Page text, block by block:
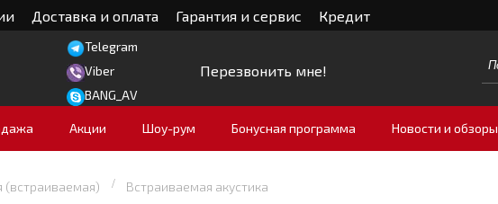
Доставка и оплата Гарантия и сервис Кредит
Telegram
Viber
BANG_AV
Перезвонить мне!
Акции Шоу-рум Бонусная программа Новости и обзоры
(встраиваемая) Встраиваемая акустика